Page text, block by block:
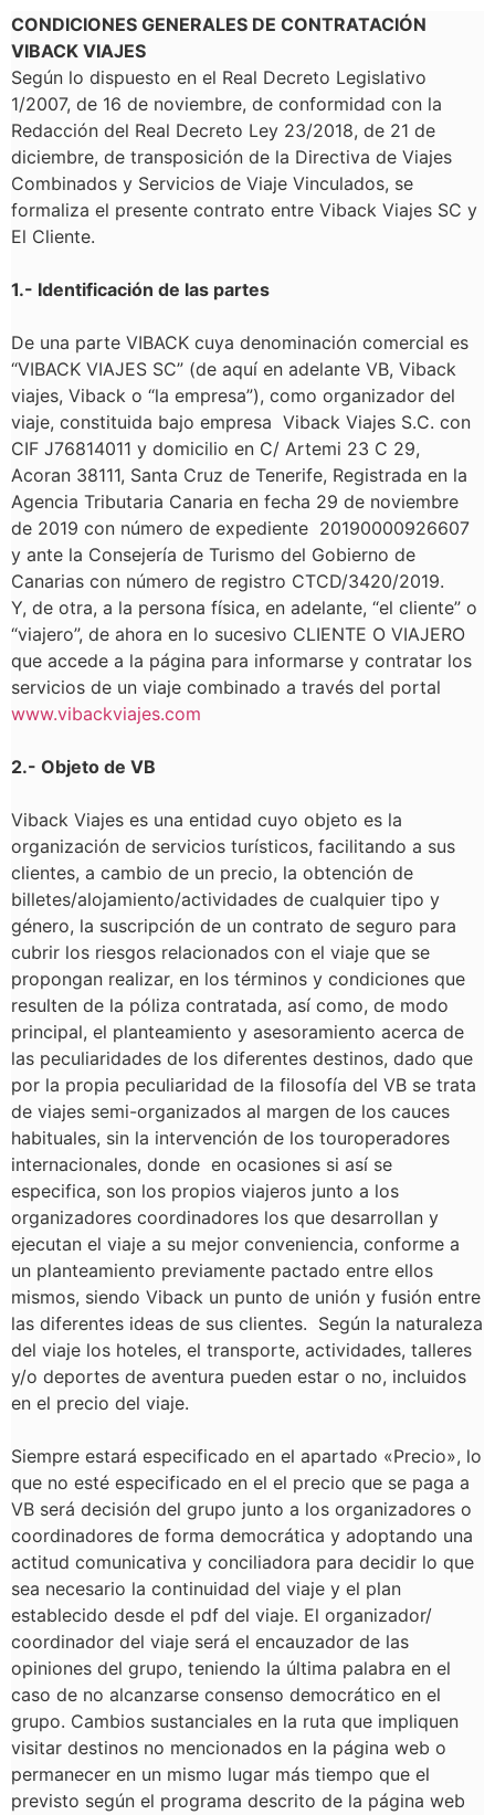
CONDICIONES GENERALES DE CONTRATACIÓN
VIBACK VIAJES
Según lo dispuesto en el Real Decreto Legislativo
1/2007, de 16 de noviembre, de conformidad con la
Redacción del Real Decreto Ley 23/2018, de 21 de
diciembre, de transposición de la Directiva de Viajes
Combinados y Servicios de Viaje Vinculados, se
formaliza el presente contrato entre Viback Viajes SC y
El Cliente.
1.- Identificación de las partes
De una parte VIBACK cuya denominación comercial es
“VIBACK VIAJES SC” (de aquí en adelante VB, Viback
viajes, Viback o “la empresa”), como organizador del
viaje, constituida bajo empresa Viback Viajes S.C. con
CIF J76814011 y domicilio en C/ Artemi 23 C 29,
Acoran 38111, Santa Cruz de Tenerife, Registrada en la
Agencia Tributaria Canaria en fecha 29 de noviembre
de 2019 con número de expediente 20190000926607
y ante la Consejería de Turismo del Gobierno de
Canarias con número de registro CTCD/3420/2019.
Y, de otra, a la persona física, en adelante, “el cliente” o
“viajero”, de ahora en lo sucesivo CLIENTE O VIAJERO
que accede a la página para informarse y contratar los
servicios de un viaje combinado a través del portal
www.vibackviajes.com
2.- Objeto de VB
Viback Viajes es una entidad cuyo objeto es la
organización de servicios turísticos, facilitando a sus
clientes, a cambio de un precio, la obtención de
billetes/alojamiento/actividades de cualquier tipo y
género, la suscripción de un contrato de seguro para
cubrir los riesgos relacionados con el viaje que se
propongan realizar, en los términos y condiciones que
resulten de la póliza contratada, así como, de modo
principal, el planteamiento y asesoramiento acerca de
las peculiaridades de los diferentes destinos, dado que
por la propia peculiaridad de la filosofía del VB se trata
de viajes semi-organizados al margen de los cauces
habituales, sin la intervención de los touroperadores
internacionales, donde en ocasiones si así se
especifica, son los propios viajeros junto a los
organizadores coordinadores los que desarrollan y
ejecutan el viaje a su mejor conveniencia, conforme a
un planteamiento previamente pactado entre ellos
mismos, siendo Viback un punto de unión y fusión entre
las diferentes ideas de sus clientes. Según la naturaleza
del viaje los hoteles, el transporte, actividades, talleres
y/o deportes de aventura pueden estar o no, incluidos
en el precio del viaje.
Siempre estará especificado en el apartado «Precio», lo
que no esté especificado en el el precio que se paga a
VB será decisión del grupo junto a los organizadores o
coordinadores de forma democrática y adoptando una
actitud comunicativa y conciliadora para decidir lo que
sea necesario la continuidad del viaje y el plan
establecido desde el pdf del viaje. El organizador/
coordinador del viaje será el encauzador de las
opiniones del grupo, teniendo la última palabra en el
caso de no alcanzarse consenso democrático en el
grupo. Cambios sustanciales en la ruta que impliquen
visitar destinos no mencionados en la página web o
permanecer en un mismo lugar más tiempo que el
previsto según el programa descrito de la página web